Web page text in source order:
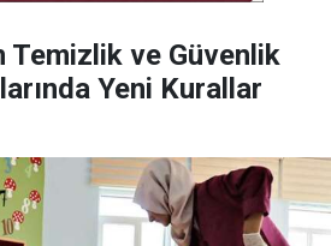
Temizlik ve Güvenlik
Yeni Kurallar